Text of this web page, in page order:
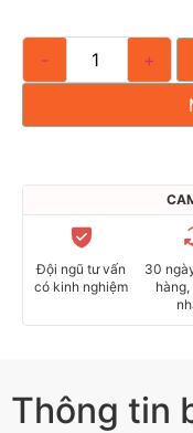
- +
Đội ngũ tư vấn
có kinh nghiệm
30
Thông tin